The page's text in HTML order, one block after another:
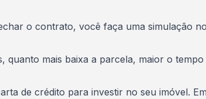
o contrato, você faça uma simulação
quanto mais baixa a parcela, maior o
de crédito para investir no seu imóvel.